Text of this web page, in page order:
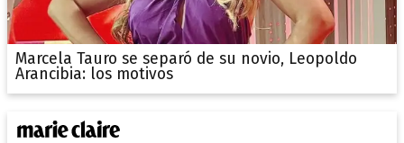
Marcela Tauro se separó de su novio, Leopoldo
Arancibia: los motivos